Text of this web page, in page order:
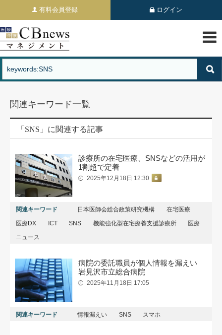
有料会員登録 ログイン
関連キーワード一覧
「SNS」に関連する記事
診療所の在宅医療、SNSなどの活用が
1割超で定着
2025年12月18日 12:30
関連キーワード 日本医師会総合政策研究機構
在宅医療
医療DX
ICT SNS 機能強化型在宅療養支援診療所
医療
ニュース
病院の委託職員が個人情報を漏えい
岩見沢市立総合病院
2025年11月18日 17:05
関連キーワード 情報漏えい SNS スマホ